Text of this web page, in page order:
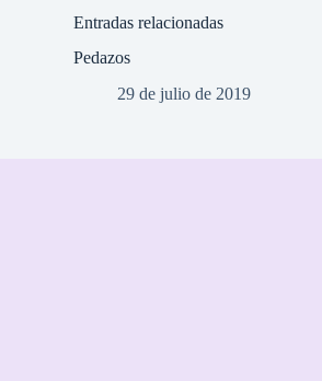
Entradas relacionadas
Pedazos
29 de julio de 2019